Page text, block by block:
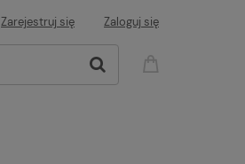
Zarejestruj się Zaloguj się